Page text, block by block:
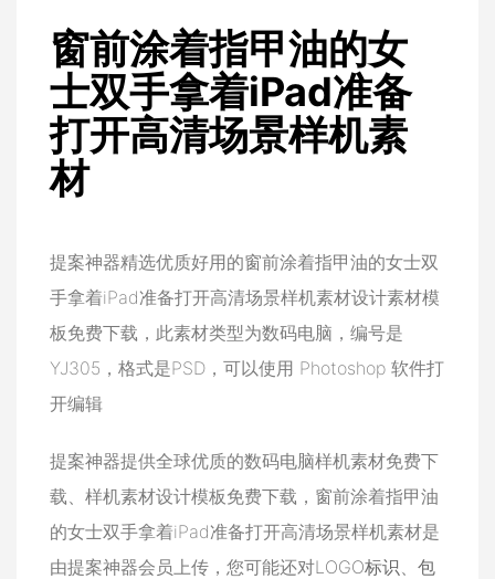
窗前涂着指甲油的女
士双手拿着iPad准备
打开高清场景样机素
材
提案神器精选优质好用的窗前涂着指甲油的女士双
手拿着iPad准备打开高清场景样机素材设计素材模
板免费下载，此素材类型为数码电脑，编号是
YJ305，格式是PSD，可以使用 Photoshop 软件打
开编辑
提案神器提供全球优质的数码电脑样机素材免费下
载、样机素材设计模板免费下载，窗前涂着指甲油
的女士双手拿着iPad准备打开高清场景样机素材是
由提案神器会员上传，您可能还对LOGO标识
包